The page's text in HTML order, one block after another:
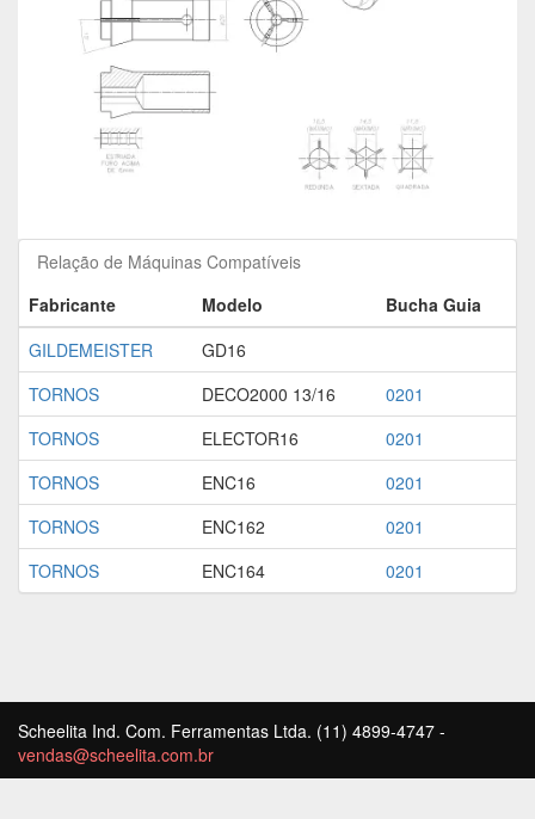
Relação de Máquinas Compatíveis
Fabricante
Modelo
Bucha Guia
GILDEMEISTER
GD16
TORNOS
DECO2000 13/16
0201
TORNOS
ELECTOR16
0201
TORNOS
ENC16
0201
TORNOS
ENC162
0201
TORNOS
ENC164 0201
Scheelita Ind. Com. Ferramentas Ltda. (11) 4899-4747 -
vendas@scheelita.com.br